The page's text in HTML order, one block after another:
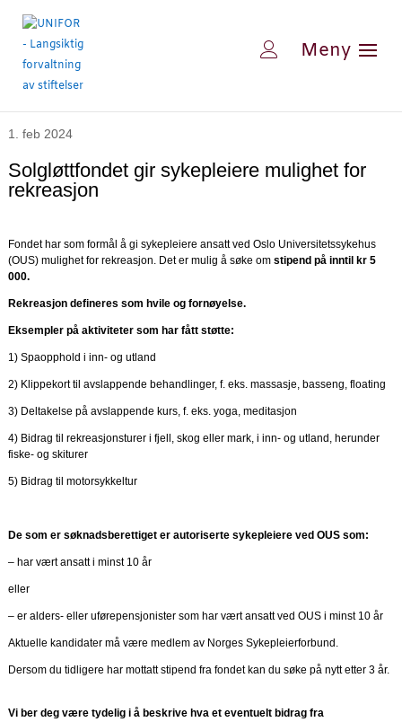
1. feb 2024
Solgløttfondet gir sykepleiere mulighet for
rekreasjon
Fondet har som formål å gi sykepleiere ansatt ved Oslo Universitetssykehus
(OUS) mulighet for rekreasjon. Det er mulig å søke omstipend på inntil kr 5
000.
Rekreasjon defineres som hvile og fornøyelse.
Eksempler på aktiviteter som har fått støtte:
1) Spaopphold i inn- og utland
2) Klippekort til avslappende behandlinger, f. eks. massasje, basseng, floating
3) Deltakelse på avslappende kurs, f. eks. yoga, meditasjon
4) Bidrag til rekreasjonsturer i fjell, skog eller mark, i inn- og utland, herunder
fiske- og skiturer
5) Bidrag til motorsykkeltur
De som er søknadsberettiget er autoriserte sykepleiere ved OUS som:
– har vært ansatt i minst 10 år
eller
– er alders- eller uførepensjonister som har vært ansatt ved OUS i minst 10 år
Aktuelle kandidater må være medlem av Norges Sykepleierforbund.
Dersom du tidligere har mottatt stipend fra fondet kan du søke på nytt etter 3 år.
Vi ber deg være tydelig i å beskrive hva et eventuelt bidrag fra